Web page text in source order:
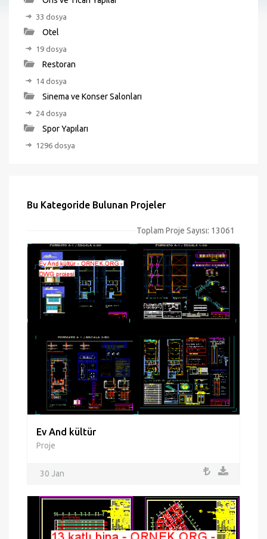
33 dosya
Otel
19 dosya
Restoran
14 dosya
Sinema ve Konser Salonları
24 dosya
Spor Yapıları
1296 dosya
Bu Kategoride Bulunan Projeler
Toplam Proje Sayısı: 13061
Ev And kültür
Proje
30 Jan